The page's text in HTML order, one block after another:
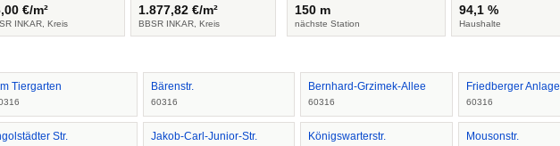
€/m²
INKAR, Kreis
1.877,82 €/m²
BBSR INKAR, Kreis
150 m
nächste Station
94,1 %
Haushalte
Tiergarten Bärenstr.
60316
Bernhard-Grzimek-Allee
60316
Friedberger Anlage
60316
Str. Jakob-Carl-Junior-Str. Königswarterstr. Mousonstr.